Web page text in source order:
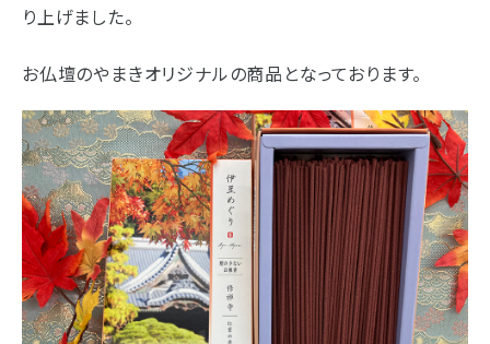
駐車場
駐車場12台駐車可能
静岡県浜松市浜北区東美薗182
電話番号
053-586-7876
地図を開く 店舗評価 詳細を見る
浜松店 藤枝店 焼津本店
お墓
海洋散骨
樹木葬
- セール情報
- 新着情報
- スタッフブログ
り上げました。
お仏壇のやまきオリジナルの商品となっております。